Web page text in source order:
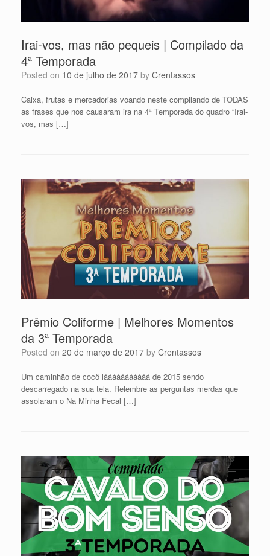
Irai-vos, mas não pequeis | Compilado da
4ª Temporada
Posted on 10 de julho de 2017 by Crentassos
Caixa, frutas e mercadorias voando neste compilando de TODAS
as frases que nos causaram ira na 4ª Temporada do quadro “Irai-
vos, mas […]
Prêmio Coliforme | Melhores Momentos
da 3ª Temporada
Posted on 20 de março de 2017 by Crentassos
Um caminhão de cocô lááááááááááá de 2015 sendo
descarregado na sua tela. Relembre as perguntas merdas que
assolaram o Na Minha Fecal […]